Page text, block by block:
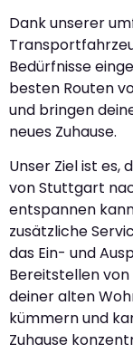
Dank unserer
Bedürfnisse
besten Routen
und bringen
neues Zuhause.
Unser Ziel ist es,
von Stuttgart
entspannen
zusätzliche
das Ein- und
Bereitstellen
deiner alten
kümmern und
Zuhause